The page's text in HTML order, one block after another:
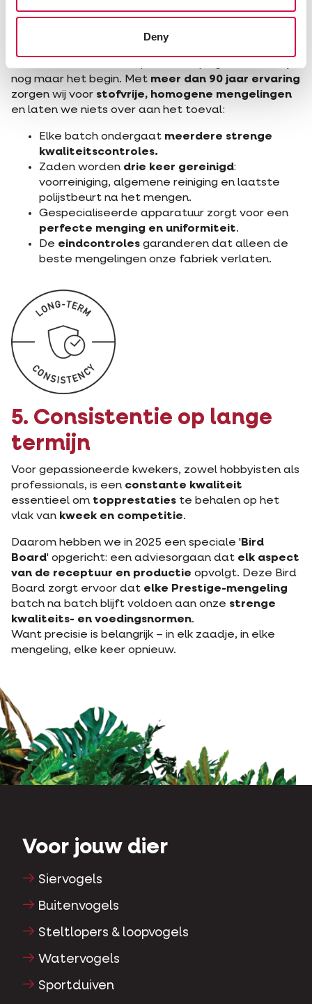
Deny
4. Strikte
kwaliteitscontrole
nog maar het begin. Met meer dan 90 jaar ervaring
zorgen wij voor stofvrije, homogene mengelingen
en laten we niets over aan het toeval:
Elke batch ondergaat meerdere strenge
kwaliteitscontroles.
Zaden worden drie keer gereinigd:
voorreiniging, algemene reiniging en laatste
polijstbeurt na het mengen.
Gespecialiseerde apparatuur zorgt voor een
perfecte menging en uniformiteit.
De eindcontroles garanderen dat alleen de
beste mengelingen onze fabriek verlaten.
5. Consistentie op lange
termijn
Voor gepassioneerde kwekers, zowel hobbyisten als
professionals, is een constante kwaliteit
essentieel om topprestaties te behalen op het
vlak van kweek en competitie.
Daarom hebben we in 2025 een speciale 'Bird
Board' opgericht: een adviesorgaan dat elk aspect
van de receptuur en productie opvolgt. Deze Bird
Board zorgt ervoor dat elke Prestige-mengeling
batch na batch blijft voldoen aan onze strenge
kwaliteits- en voedingsnormen.
Want precisie is belangrijk – in elk zaadje, in elke
mengeling, elke keer opnieuw.
Voor jouw dier
Siervogels
Buitenvogels
Steltlopers & loopvogels
Watervogels
Sportduiven